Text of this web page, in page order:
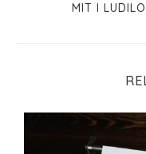
MIT I